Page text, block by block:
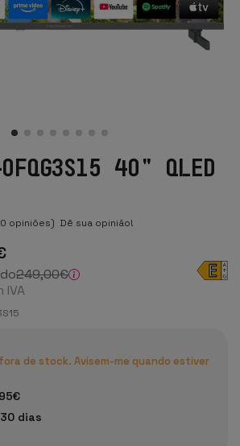
40" QLED
opiniões) Dê sua opinião!
249,00€
IVA
de stock. Avisem-me quando estiver
30 dias